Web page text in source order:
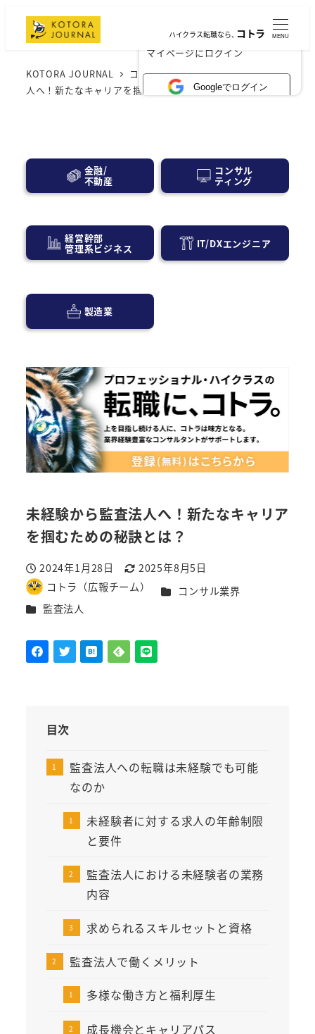
×
マイページにログイン
Googleでログイン
ハイクラス転職なら、コトラ MENU
KOTORA JOURNAL コンサル業界
未経験から監査法
人へ！新たなキャリアを掴むための秘訣とは？
金融/
不動産
コンサル
ティング
経営幹部
管理系ビジネス IT/DXエンジニア
製造業
未経験から監査法人へ！新たなキャリア
を掴むための秘訣とは？
投稿日
2024年1月28日
更新日
2025年8月5日
著
者
コトラ（広報チーム） カテゴリー
コンサル業界
カテゴリー
監査法人
目次
監査法人への転職は未経験でも可能
なのか
未経験者に対する求人の年齢制限
と要件
監査法人における未経験者の業務
内容
求められるスキルセットと資格
監査法人で働くメリット
多様な働き方と福利厚生
成長機会とキャリアパス